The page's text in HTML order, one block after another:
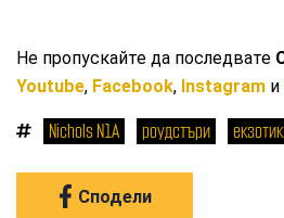
Не пропускайте да последвате
Youtube, Facebook, Instagram и
Nichols N1A роудстъри
Сподели